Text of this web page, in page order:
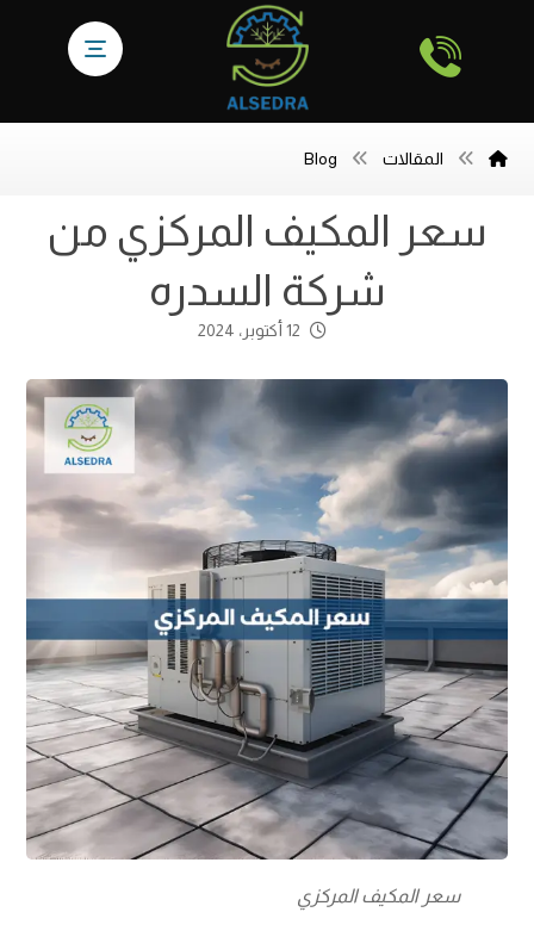
المقالات Blog
سعر المكيف المركزي من
شركة السدره
12 أكتوبر، 2024
سعر المكيف المركزي